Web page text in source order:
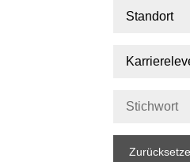
Standort